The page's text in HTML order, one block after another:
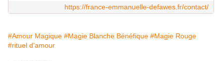
https://france-emmanuelle-defawes.fr/contact/
#Amour Magique #Magie Blanche Bénéfique #Magie Rouge
#rituel d'amour